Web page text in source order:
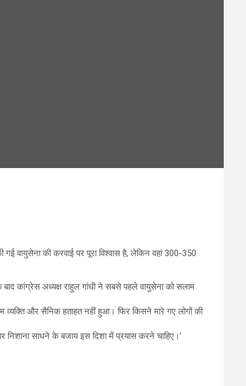
वायुसेना की करवाई पर पूरा विश्वास है, लेकिन वहां 300-350
कांग्रेस अध्यक्ष राहुल गांधी ने सबसे पहले वायुसेना को सलाम
व्यक्ति और सैनिक हताहत नहीं हुआ। फिर किसने मारे गए लोगों की
निशाना साधने के बजाय इस दिशा में प्रयास करने चाहिए।’